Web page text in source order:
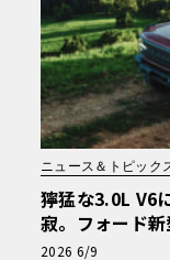
ニュース＆トピック
獰猛な3.0L V6
寂。フォード
が生む至高の二
2026 6/9